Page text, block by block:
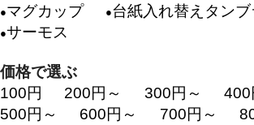
マグカップ
台紙入れ替えタンブ
サーモス
価格で選ぶ
100円
200円～ 300円～
400
500円～
600円～ 700円～